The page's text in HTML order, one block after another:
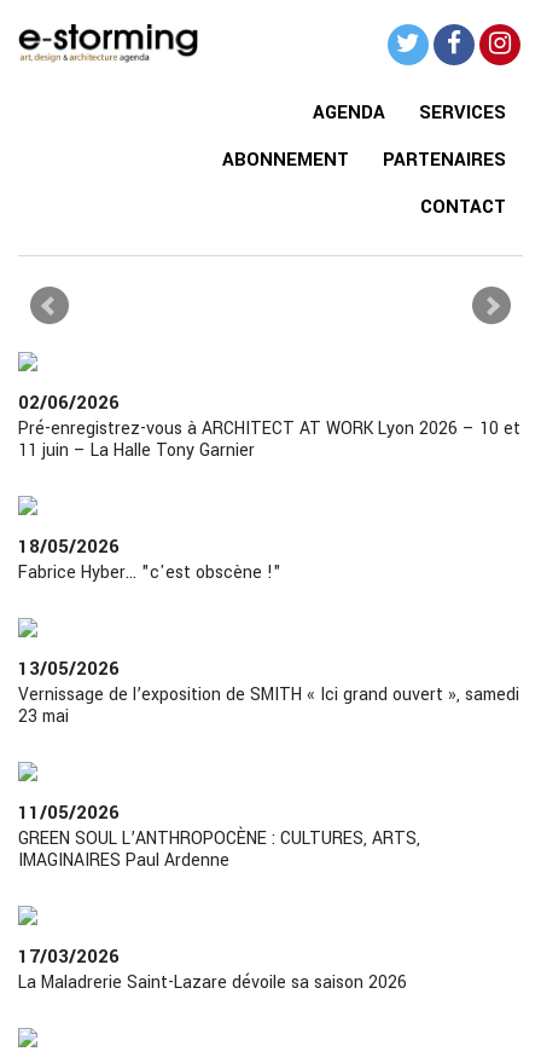
AGENDA
SERVICES
ABONNEMENT
PARTENAIRES
CONTACT
02/06/2026
Pré-enregistrez-vous à ARCHITECT AT WORK Lyon 2026 – 10 et
11 juin – La Halle Tony Garnier
18/05/2026
Fabrice Hyber... "c'est obscène !"
13/05/2026
Vernissage de l’exposition de SMITH « Ici grand ouvert », samedi
23 mai
11/05/2026
GREEN SOUL L’ANTHROPOCÈNE : CULTURES, ARTS,
IMAGINAIRES Paul Ardenne
17/03/2026
La Maladrerie Saint-Lazare dévoile sa saison 2026